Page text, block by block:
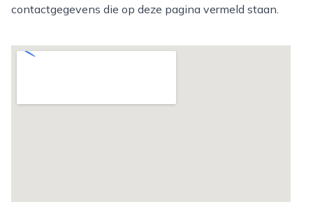
contactgegevens die op deze pagina vermeld staan.